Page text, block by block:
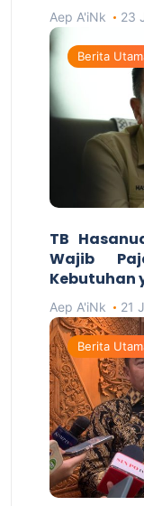
Aep A'iNk 23
Berita
TB
Wajib
Kebutuhan
Aep A'iNk 21
Berita